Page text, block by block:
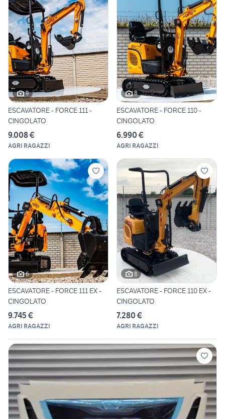
9
ESCAVATORE - FORCE 111 -
CINGOLATO
9.008 €
AGRI RAGAZZI
8
ESCAVATORE - FORCE 110 -
CINGOLATO
6.990 €
AGRI RAGAZZI
6
ESCAVATORE - FORCE 111 EX -
CINGOLATO
9.745 €
AGRI RAGAZZI
8
ESCAVATORE - FORCE 110 EX -
CINGOLATO
7.280 €
AGRI RAGAZZI